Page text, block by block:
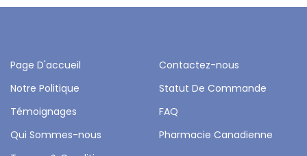
Page D'accueil
Contactez-nous
Notre Politique
Statut De Commande
Témoignages
FAQ
Qui Sommes-nous
Pharmacie Canadienne